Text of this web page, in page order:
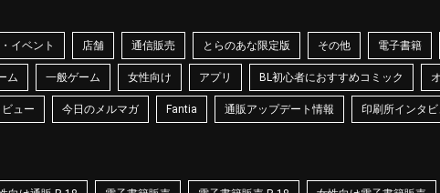
イベント 店舗 通信販売 とらのあな限定版 その他 電子書籍
ム 一般ゲーム 女性向け アプリ BL初心者におすすめコミック
ュー 今日のメルマガ Fantia 通販アップデート情報 印刷所インタ